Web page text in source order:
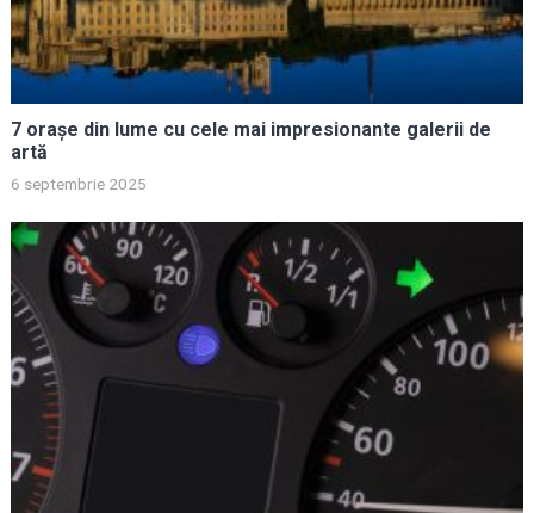
7 orașe din lume cu cele mai impresionante galerii de
artă
6 septembrie 2025